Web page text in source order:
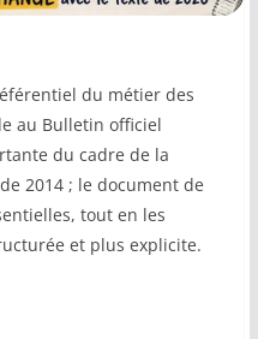
du métier des
au Bulletin officiel
du cadre de la
2014 ; le document de
tout en les
et plus explicite.